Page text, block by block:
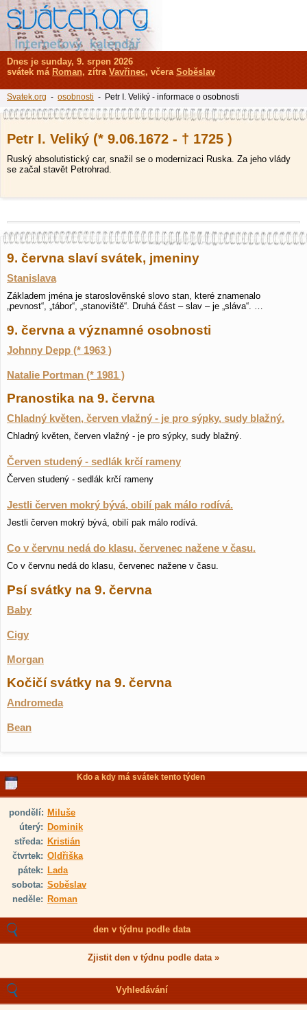
Petr I. Veliký (* 9.06.1672 - † 1725 )
Ruský absolutistický car, snažil se o modernizaci Ruska. Za jeho vlády
se začal stavět Petrohrad.
9. června slaví svátek, jmeniny
Stanislava
Základem jména je staroslověnské slovo stan, které znamenalo
„pevnost“, „tábor“, „stanoviště“. Druhá část – slav – je „sláva“. …
9. června a významné osobnosti
Johnny Depp (* 1963 )
Natalie Portman (* 1981 )
Pranostika na 9. června
Chladný květen, červen vlažný - je pro sýpky, sudy blažný.
Chladný květen, červen vlažný - je pro sýpky, sudy blažný.
Červen studený - sedlák krčí rameny
Červen studený - sedlák krčí rameny
Jestli červen mokrý bývá, obilí pak málo rodívá.
Jestli červen mokrý bývá, obilí pak málo rodívá.
Co v červnu nedá do klasu, červenec nažene v času.
Co v červnu nedá do klasu, červenec nažene v času.
Psí svátky na 9. června
Baby
Cigy
Morgan
Kočičí svátky na 9. června
Andromeda
Bean
Kdo a kdy má svátek tento týden
pondělí: Miluše
úterý: Dominik
středa: Kristián
čtvrtek: Oldřiška
pátek: Lada
sobota: Soběslav
neděle: Roman
den v týdnu podle data
Zjistit den v týdnu podle data »
Vyhledávání
Dnes je sunday, 9. srpen 2026
svátek má Roman, zítra Vavřinec, včera Soběslav
Svatek.org - osobnosti - Petr I. Veliký - informace o osobnosti